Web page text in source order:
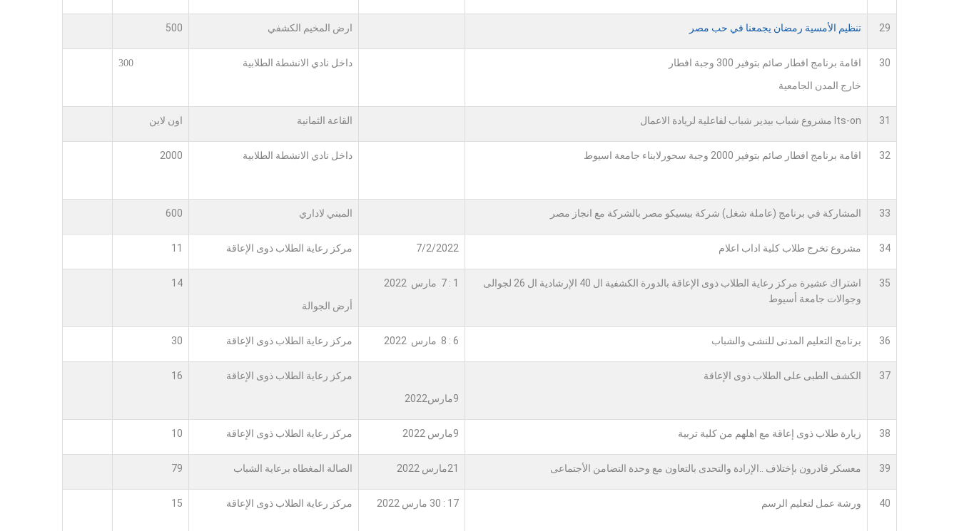
29 تنظيم الأمسية رمضان يجمعنا في حب مصر ارض المخيم الكشفي 500
30
اقامة برنامج افطار صائم بتوفير 300 وجبة افطار
خارج المدن الجامعية
داخل نادي الانشطة الطلابية 300
31 Its-on مشروع شباب بيدير شباب لفاعلية لريادة الاعمال القاعة الثمانية اون لاين
32 اقامة برنامج افطار صائم بتوفير 2000 وجبة سحورلابناء جامعة اسيوط داخل نادي الانشطة الطلابية 2000
33 المشاركة في برنامج (عاملة شغل) شركة بيسيكو مصر بالشركة مع انجاز مصر المبني لاداري 600
34 مشروع تخرج طلاب كلية اداب اعلام 7/2/2022 مركز رعاية الطلاب ذوى الإعاقة 11
35
اشتراك عشيرة مركز رعاية الطلاب ذوى الإعاقة بالدورة الكشفية ال 40 الإرشادية ال 26 لجوالى
وجوالات جامعة أسيوط
1 : 7 مارس 2022
أرض الجوالة
14
36 برنامج التعليم المدنى للنشى والشباب 6 : 8 مارس 2022 مركز رعاية الطلاب ذوى الإعاقة 30
37
الكشف الطبى على الطلاب ذوى الإعاقة
9مارس2022
مركز رعاية الطلاب ذوى الإعاقة 16
38 زيارة طلاب ذوى إعاقة مع اهلهم من كلية تربية 9مارس 2022 مركز رعاية الطلاب ذوى الإعاقة 10
39 معسكر قادرون بإختلاف ..الإرادة والتحدى بالتعاون مع وحدة التضامن الأجتماعى 21مارس 2022 الصالة المغطاه برعاية الشباب 79
40 ورشة عمل لتعليم الرسم 17 : 30 مارس 2022 مركز رعاية الطلاب ذوى الإعاقة 15